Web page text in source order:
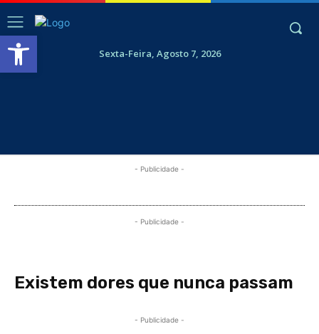
Abrir a barra de ferramentasSexta-Feira, Agosto 7, 2026
- Publicidade -
- Publicidade -
Existem dores que nunca passam
- Publicidade -